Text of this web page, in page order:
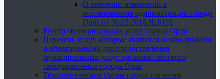
О внесении изменений в
постановление администрации города
Орла от 30.12.2016 № 6116
Реестр муниципальных услуг города Орла
Перечень услуг, которые являются необходимыми
и обязательными для предоставления
муниципальных услуг органами местного
самоуправления города Орла
Технологические схемы предоставления